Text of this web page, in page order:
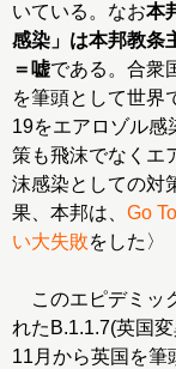
いている。なお本
感染」は本邦教条
＝嘘である。合衆
を筆頭として世界
19をエアロゾル感
策も飛沫でなくエ
沫感染としての対
果、本邦は、 Go
い大失敗をした〉
このエピデミッ
れたB.1.1.7(英国
11月から英国を筆